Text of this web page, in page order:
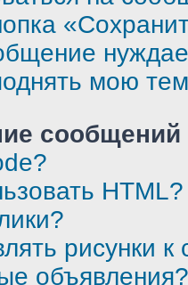
мою
HTML?
рисунки
объявления?